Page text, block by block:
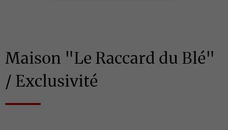
Maison "Le Raccard du Blé"
/ Exclusivité